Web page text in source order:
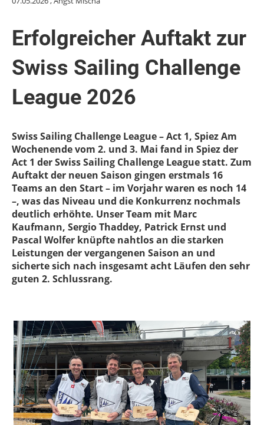
Erfolgreicher Auftakt zur
Swiss Sailing Challenge
League 2026
Swiss Sailing Challenge League – Act 1, Spiez Am
Wochenende vom 2. und 3. Mai fand in Spiez der
Act 1 der Swiss Sailing Challenge League statt. Zum
Auftakt der neuen Saison gingen erstmals 16
Teams an den Start – im Vorjahr waren es noch 14
–, was das Niveau und die Konkurrenz nochmals
deutlich erhöhte. Unser Team mit Marc
Kaufmann, Sergio Thaddey, Patrick Ernst und
Pascal Wolfer knüpfte nahtlos an die starken
Leistungen der vergangenen Saison an und
sicherte sich nach insgesamt acht Läufen den sehr
guten 2. Schlussrang.